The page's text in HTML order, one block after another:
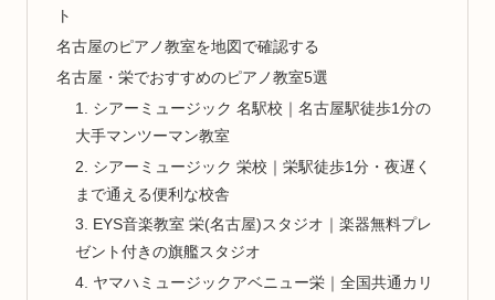
ト
名古屋のピアノ教室を地図で確認する
名古屋・栄でおすすめのピアノ教室5選
1. シアーミュージック 名駅校｜名古屋駅徒歩1分の
大手マンツーマン教室
2. シアーミュージック 栄校｜栄駅徒歩1分・夜遅く
まで通える便利な校舎
3. EYS音楽教室 栄(名古屋)スタジオ｜楽器無料プレ
ゼント付きの旗艦スタジオ
4. ヤマハミュージックアベニュー栄｜全国共通カリ